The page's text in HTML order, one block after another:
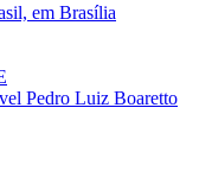
em Brasília
Pedro Luiz Boaretto